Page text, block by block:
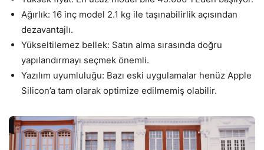
Ağırlık: 16 inç model 2.1 kg ile taşınabilirlik açısından
dezavantajlı.
Yükseltilemez bellek: Satın alma sırasında doğru
yapılandırmayı seçmek önemli.
Yazılım uyumluluğu: Bazı eski uygulamalar henüz Apple
Silicon’a tam olarak optimize edilmemiş olabilir.